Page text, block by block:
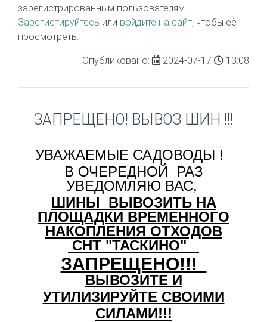
зарегистрированным пользователям.
Зарегистируйтесь или войдите на сайт, чтобы её
просмотреть.
Опубликовано: 2024-07-17 13:08
ЗАПРЕЩЕНО! ВЫВОЗ ШИН !!!
УВАЖАЕМЫЕ САДОВОДЫ !
В ОЧЕРЕДНОЙ РАЗ
УВЕДОМЛЯЮ ВАС,
ШИНЫ ВЫВОЗИТЬ НА
ПЛОЩАДКИ ВРЕМЕННОГО
НАКОПЛЕНИЯ ОТХОДОВ
СНТ "ТАСКИНО"
ЗАПРЕЩЕНО!!!
ВЫВОЗИТЕ И
УТИЛИЗИРУЙТЕ СВОИМИ
СИЛАМИ!!!